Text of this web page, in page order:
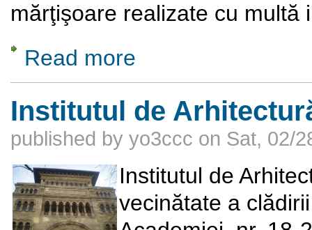
mărţişoare realizate cu multă
Read more
Institutul de
published by yo3ccc on Sat, 02/
Institutul de
vecinătate a